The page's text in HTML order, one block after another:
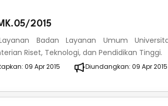
2015
Badan Layanan Umum
Riset, Teknologi, dan Pendidikan Tinggi.
09 Apr 2015 Diundangkan:09 Apr 2015